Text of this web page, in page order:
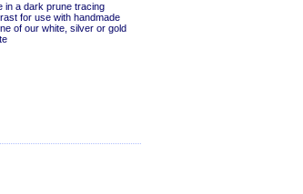
in a dark prune tracing
for use with handmade
of our white, silver or gold